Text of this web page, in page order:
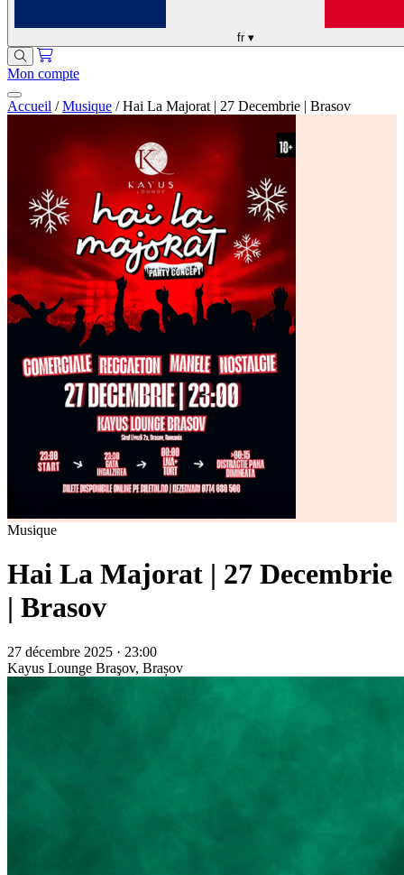
fr ▾
Mon compte
Accueil / Musique / Hai La Majorat | 27 Decembrie | Brasov
Musique
Hai La Majorat | 27 Decembrie
| Brasov
27 décembre 2025 · 23:00
Kayus Lounge Braşov, Brașov